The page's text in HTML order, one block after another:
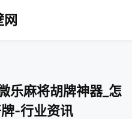
网
乐麻将胡牌神器_怎
-行业资讯